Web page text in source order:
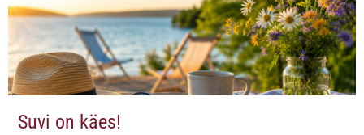
Suvi on käes!